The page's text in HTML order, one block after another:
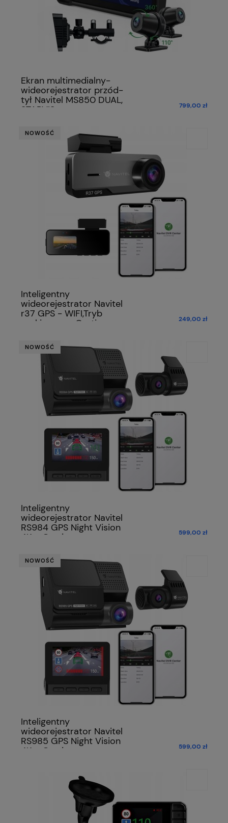
Ekran multimedialny-
wideorejestrator przód-
tył Navitel MS850 DUAL,
STARVIS 799,00 zł
Inteligentny
wideorejestrator Navitel
r37 GPS - WIFI,Tryb
parkingowy+Gratis 249,00 zł
NOWOŚĆ
Inteligentny
wideorejestrator Navitel
RS984 GPS Night Vision
4K + Gratis 599,00 zł
NOWOŚĆ
Inteligentny
wideorejestrator Navitel
RS985 GPS Night Vision
4K + Gratis 599,00 zł
NOWOŚĆ